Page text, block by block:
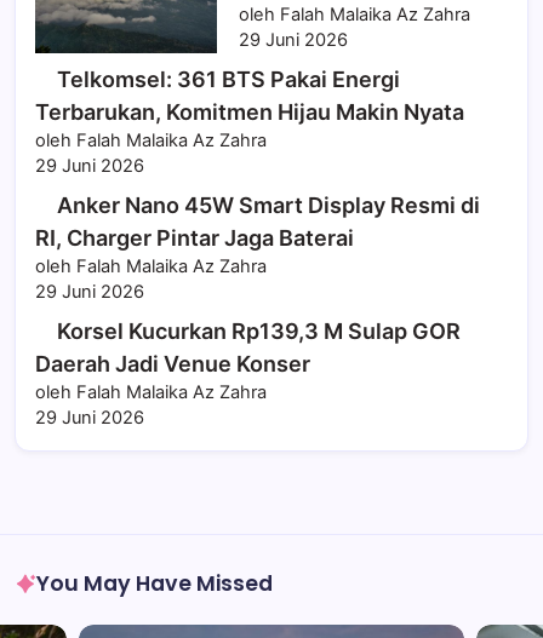
oleh Falah Malaika Az Zahra
29 Juni 2026
Telkomsel: 361 BTS Pakai Energi
Terbarukan, Komitmen Hijau Makin Nyata
oleh Falah Malaika Az Zahra
29 Juni 2026
Anker Nano 45W Smart Display Resmi di
RI, Charger Pintar Jaga Baterai
oleh Falah Malaika Az Zahra
29 Juni 2026
Korsel Kucurkan Rp139,3 M Sulap GOR
Daerah Jadi Venue Konser
oleh Falah Malaika Az Zahra
29 Juni 2026
You May Have Missed